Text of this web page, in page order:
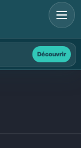
Découvrir